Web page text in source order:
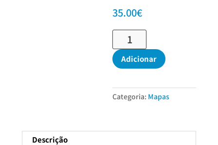
35.00€
Quantidade
Mapa
Autónomo
de
Espanha
e
Adicionar
Categoria: Mapas
Descrição